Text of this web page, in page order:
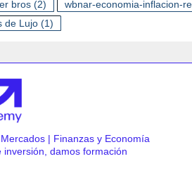
bros (2)
wbnar-economia-inflacion-
de Lujo (1)
| Finanzas y Economía
damos formación